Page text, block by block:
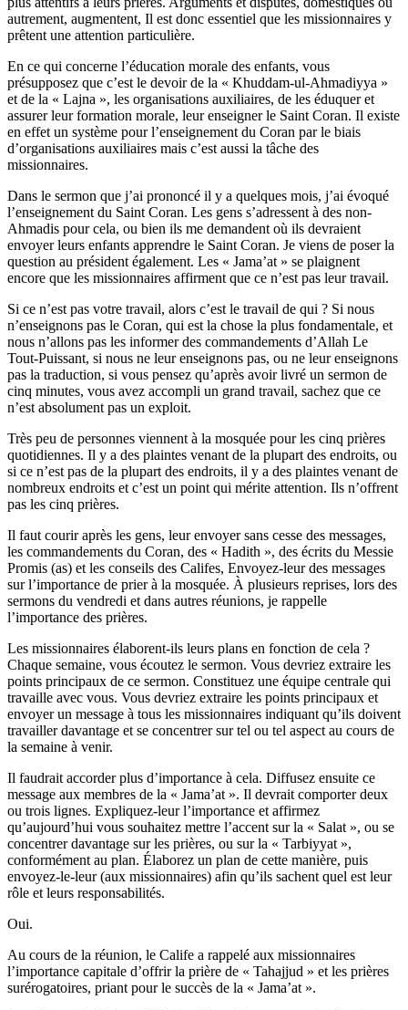
autrement, augmentent, Il est donc essentiel que les missionnaires y
prêtent une attention particulière.
En ce qui concerne l’éducation morale des enfants, vous
présupposez que c’est le devoir de la « Khuddam-ul-Ahmadiyya »
et de la « Lajna », les organisations auxiliaires, de les éduquer et
assurer leur formation morale, leur enseigner le Saint Coran. Il existe
en effet un système pour l’enseignement du Coran par le biais
d’organisations auxiliaires mais c’est aussi la tâche des
missionnaires.
Dans le sermon que j’ai prononcé il y a quelques mois, j’ai évoqué
l’enseignement du Saint Coran. Les gens s’adressent à des non-
Ahmadis pour cela, ou bien ils me demandent où ils devraient
envoyer leurs enfants apprendre le Saint Coran. Je viens de poser la
question au président également. Les « Jama’at » se plaignent
encore que les missionnaires affirment que ce n’est pas leur travail.
Si ce n’est pas votre travail, alors c’est le travail de qui ? Si nous
n’enseignons pas le Coran, qui est la chose la plus fondamentale, et
nous n’allons pas les informer des commandements d’Allah Le
Tout-Puissant, si nous ne leur enseignons pas, ou ne leur enseignons
pas la traduction, si vous pensez qu’après avoir livré un sermon de
cinq minutes, vous avez accompli un grand travail, sachez que ce
n’est absolument pas un exploit.
Très peu de personnes viennent à la mosquée pour les cinq prières
quotidiennes. Il y a des plaintes venant de la plupart des endroits, ou
si ce n’est pas de la plupart des endroits, il y a des plaintes venant de
nombreux endroits et c’est un point qui mérite attention. Ils n’offrent
pas les cinq prières.
Il faut courir après les gens, leur envoyer sans cesse des messages,
les commandements du Coran, des « Hadith », des écrits du Messie
Promis (as) et les conseils des Califes, Envoyez-leur des messages
sur l’importance de prier à la mosquée. À plusieurs reprises, lors des
sermons du vendredi et dans autres réunions, je rappelle
l’importance des prières.
Les missionnaires élaborent-ils leurs plans en fonction de cela ?
Chaque semaine, vous écoutez le sermon. Vous devriez extraire les
points principaux de ce sermon. Constituez une équipe centrale qui
travaille avec vous. Vous devriez extraire les points principaux et
envoyer un message à tous les missionnaires indiquant qu’ils doivent
travailler davantage et se concentrer sur tel ou tel aspect au cours de
la semaine à venir.
Il faudrait accorder plus d’importance à cela. Diffusez ensuite ce
message aux membres de la « Jama’at ». Il devrait comporter deux
ou trois lignes. Expliquez-leur l’importance et affirmez
qu’aujourd’hui vous souhaitez mettre l’accent sur la « Salat », ou se
concentrer davantage sur les prières, ou sur la « Tarbiyyat »,
conformément au plan. Élaborez un plan de cette manière, puis
envoyez-le-leur (aux missionnaires) afin qu’ils sachent quel est leur
rôle et leurs responsabilités.
Oui.
Au cours de la réunion, le Calife a rappelé aux missionnaires
l’importance capitale d’offrir la prière de « Tahajjud » et les prières
surérogatoires, priant pour le succès de la « Jama’at ».